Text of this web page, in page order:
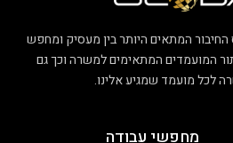
המתאים היותר בין מעסיק ומחפש
המועמדים המתאימים למשרה וכך גם
לכל מועמד שמגיע אלינו.
מחפשי עבודה